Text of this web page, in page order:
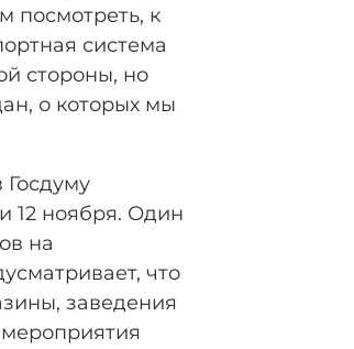
посмотреть, к
система
стороны, но
о которых мы
Госдуму
12 ноября. Один
на
что
заведения